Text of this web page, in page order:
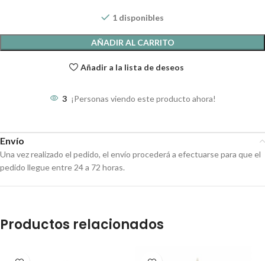
1 disponibles
AÑADIR AL CARRITO
Añadir a la lista de deseos
3 ¡Personas viendo este producto ahora!
Envío
Una vez realizado el pedido, el envío procederá a efectuarse para que el
pedido llegue entre 24 a 72 horas.
Productos relacionados